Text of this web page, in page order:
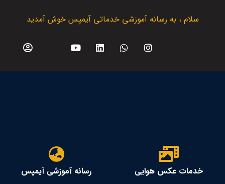
سلام ، به رسانه آموزشی خدماتی آیمپس خوش آمدید
خدمات عکس هوایی رسانه آموزشی آیمپس